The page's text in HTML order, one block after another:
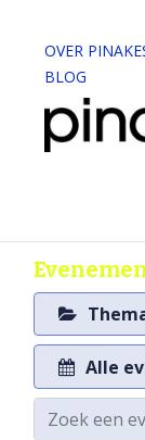
OVER
BLOG
Alle